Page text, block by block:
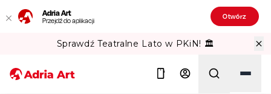
Adria Art
Przejdź do aplikacji Otwórz
Sprawdź Teatralne Lato w PKiN! 🏛️